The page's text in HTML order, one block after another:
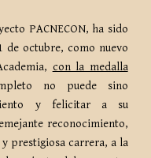
PACNECON, ha sido
de octubre, como nuevo
con la medalla
no puede sino
y felicitar a su
reconocimiento,
prestigiosa carrera, a la